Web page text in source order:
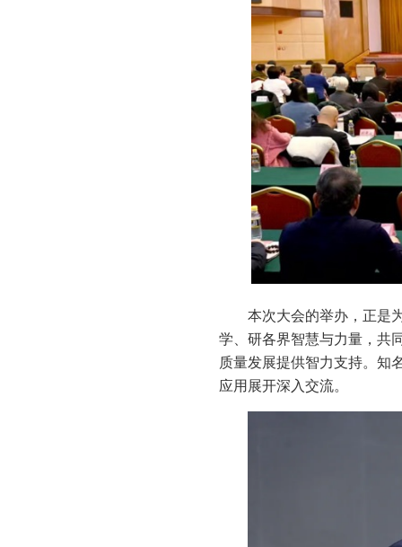
本次大会的举办，正是
学、研各界智慧与力量，共
质量发展提供智力支持。知
应用展开深入交流。